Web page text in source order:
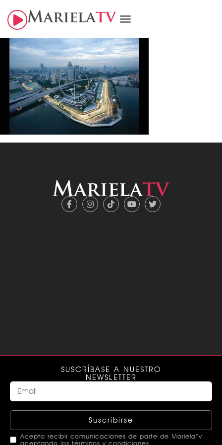
SUSCRÍBASE A NUESTRO
NEWSLETTER
Suscribirse
Acepto recibir comunicaciones de parte de MarielaTv
aceptando los términos y condiciones